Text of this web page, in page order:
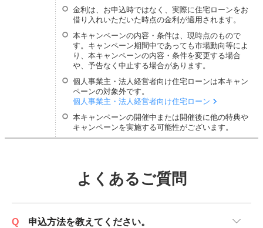
金利は、お申込時ではなく、実際に住宅ローンをお
借り入れいただいた時点の金利が適用されます。
本キャンペーンの内容・条件は、現時点のもので
す。キャンペーン期間中であっても市場動向等によ
り、本キャンペーンの内容・条件を変更する場合
や、予告なく中止する場合があります。
個人事業主・法人経営者向け住宅ローンは本キャン
ペーンの対象外です。
個人事業主・法人経営者向け住宅ローン
本キャンペーンの開催中または開催後に他の特典や
キャンペーンを実施する可能性がございます。
よくあるご質問
Q 申込方法を教えてください。